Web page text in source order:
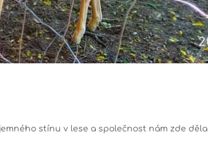
stínu v lese a společnost nám zde